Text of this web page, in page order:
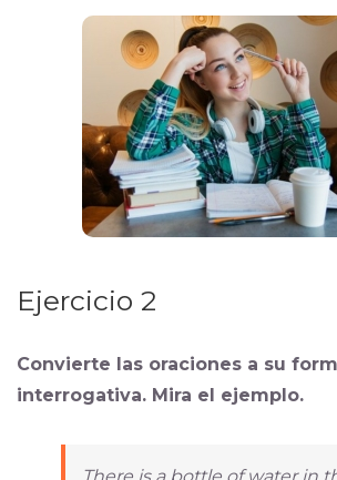
Ejercicio 2
Convierte las oraciones a su
interrogativa. Mira el ejemplo.